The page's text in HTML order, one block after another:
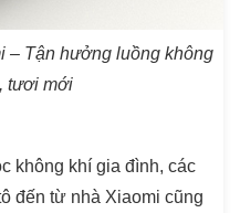
– Tận hưởng luồng không
tươi mới
không khí gia đình, các
đến từ nhà Xiaomi cũng